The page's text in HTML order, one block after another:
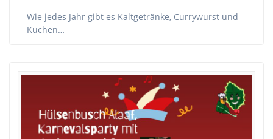
Wie jedes Jahr gibt es Kaltgetränke, Currywurst und
Kuchen…